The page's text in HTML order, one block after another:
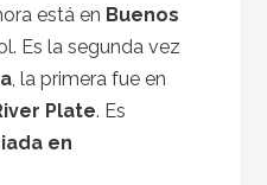
está en Buenos
Es la segunda vez
, la primera fue en
Plate. Es
en